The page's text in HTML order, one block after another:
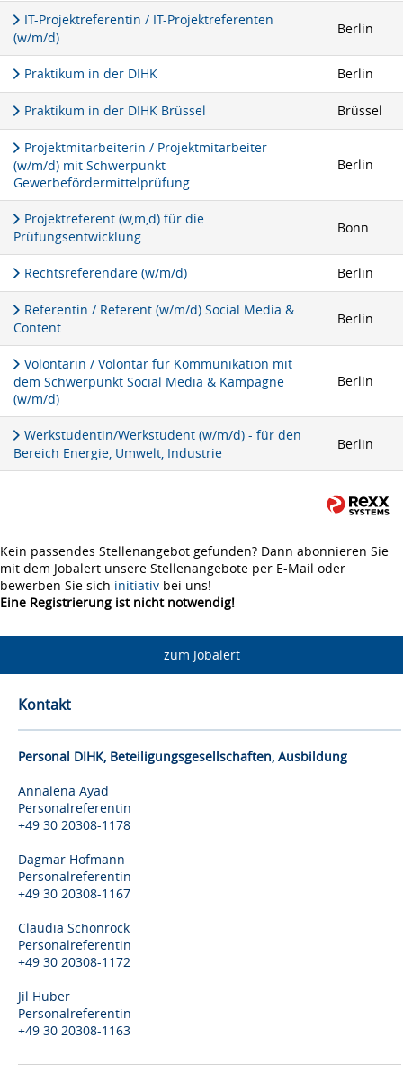
IT-Projektreferentin / IT-Projektreferenten
(w/m/d)
Berlin
Praktikum in der DIHK Berlin
Praktikum in der DIHK Brüssel Brüssel
Projektmitarbeiterin / Projektmitarbeiter
(w/m/d) mit Schwerpunkt
Gewerbefördermittelprüfung
Berlin
Projektreferent (w,m,d) für die
Prüfungsentwicklung
Bonn
Rechtsreferendare (w/m/d) Berlin
Referentin / Referent (w/m/d) Social Media &
Content
Berlin
Volontärin / Volontär für Kommunikation mit
dem Schwerpunkt Social Media & Kampagne
(w/m/d)
Berlin
Werkstudentin/Werkstudent (w/m/d) - für den
Bereich Energie, Umwelt, Industrie
Berlin
Kein passendes Stellenangebot gefunden? Dann abonnieren Sie
mit dem Jobalert unsere Stellenangebote per E-Mail oder
bewerben Sie sich initiativ bei uns!
Eine Registrierung ist nicht notwendig!
zum Jobalert
Kontakt
Personal DIHK, Beteiligungsgesellschaften, Ausbildung
Annalena Ayad
Personalreferentin
+49 30 20308-1178
Dagmar Hofmann
Personalreferentin
+49 30 20308-1167
Claudia Schönrock
Personalreferentin
+49 30 20308-1172
Jil Huber
Personalreferentin
+49 30 20308-1163